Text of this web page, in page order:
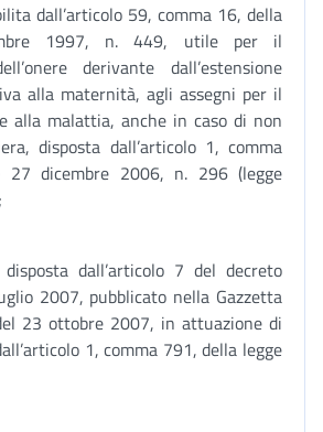
dall’articolo 59, comma 16, della
1997, n. 449, utile per il
derivante dall’estensione
alla maternità, agli assegni per il
alla malattia, anche in caso di non
disposta dall’articolo 1, comma
27 dicembre 2006, n. 296 (legge
dall’articolo 7 del decreto
2007, pubblicato nella Gazzetta
23 ottobre 2007, in attuazione di
1, comma 791, della legge